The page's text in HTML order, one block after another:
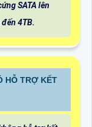
SATA lên
4TB.
HỖ TRỢ KẾT